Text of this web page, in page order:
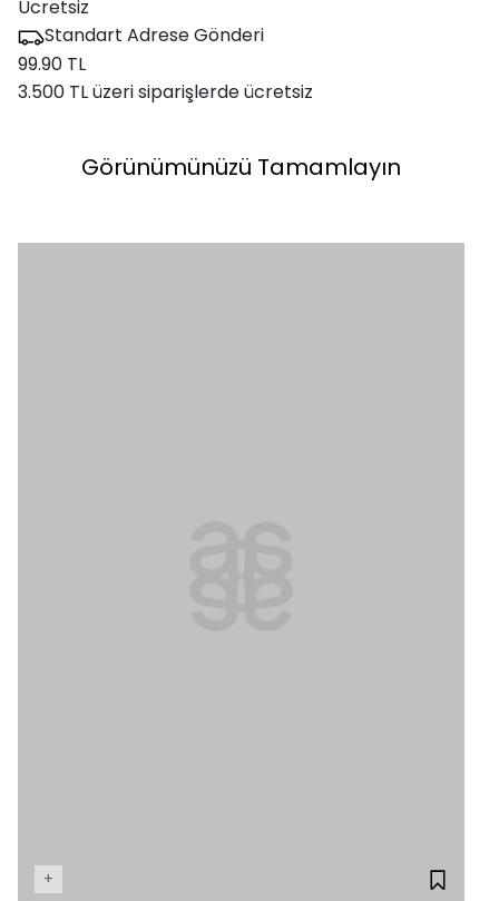
Ücretsiz
Standart Adrese Gönderi
99.90 TL
3.500 TL üzeri siparişlerde ücretsiz
Görünümünüzü Tamamlayın
+